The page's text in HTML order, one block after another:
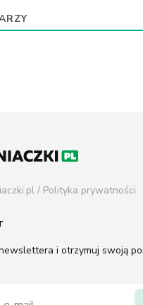
/ Polityka prywatności
i otrzymuj swoją